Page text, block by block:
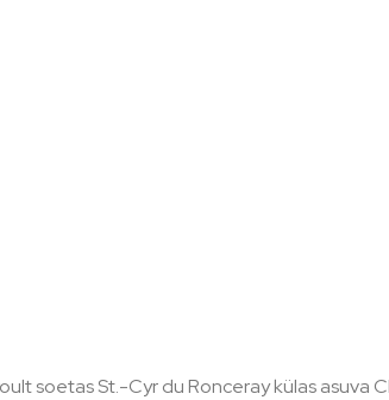
soetas St.-Cyr du Ronceray külas asuva